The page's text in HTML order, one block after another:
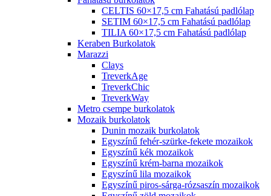
CELTIS 60×17,5 cm Fahatású padlólap
SETIM 60×17,5 cm Fahatású padlólap
TILIA 60×17,5 cm Fahatású padlólap
Keraben Burkolatok
Marazzi
Clays
TreverkAge
TreverkChic
TreverkWay
Metro csempe burkolatok
Mozaik burkolatok
Dunin mozaik burkolatok
Egyszínű fehér-szürke-fekete mozaikok
Egyszínű kék mozaikok
Egyszínű krém-barna mozaikok
Egyszínű lila mozaikok
Egyszínű piros-sárga-rózsaszín mozaikok